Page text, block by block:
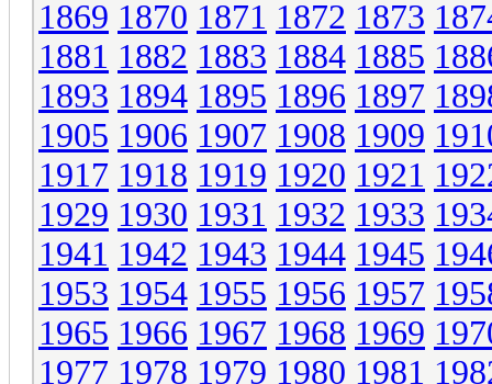
1869 1870 1871 1872 1873
1881 1882 1883 1884 1885
1893 1894 1895 1896 1897
1905 1906 1907 1908 1909
1917 1918 1919 1920 1921
1929 1930 1931 1932 1933
1941 1942 1943 1944 1945
1953 1954 1955 1956 1957
1965 1966 1967 1968 1969
1977 1978 1979 1980 1981